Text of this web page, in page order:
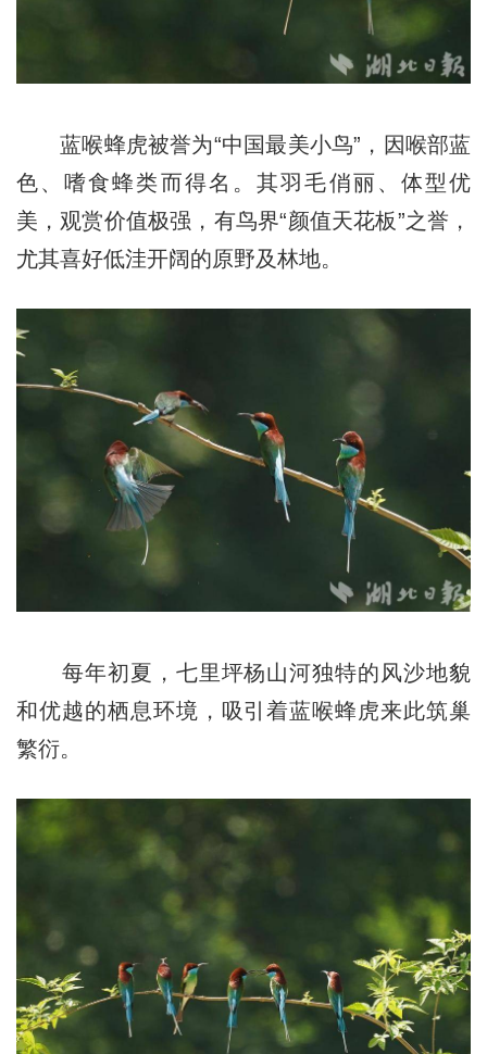
蓝喉蜂虎被誉为“中国最美小鸟”，因喉部蓝
色、嗜食蜂类而得名。其羽毛俏丽、体型优
美，观赏价值极强，有鸟界“颜值天花板”之誉，
尤其喜好低洼开阔的原野及林地。
每年初夏，七里坪杨山河独特的风沙地貌
和优越的栖息环境，吸引着蓝喉蜂虎来此筑巢
繁衍。